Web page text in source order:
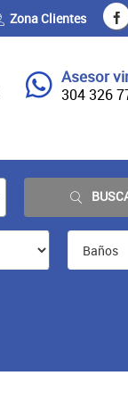
Zona Clientes
Asesor
304 326